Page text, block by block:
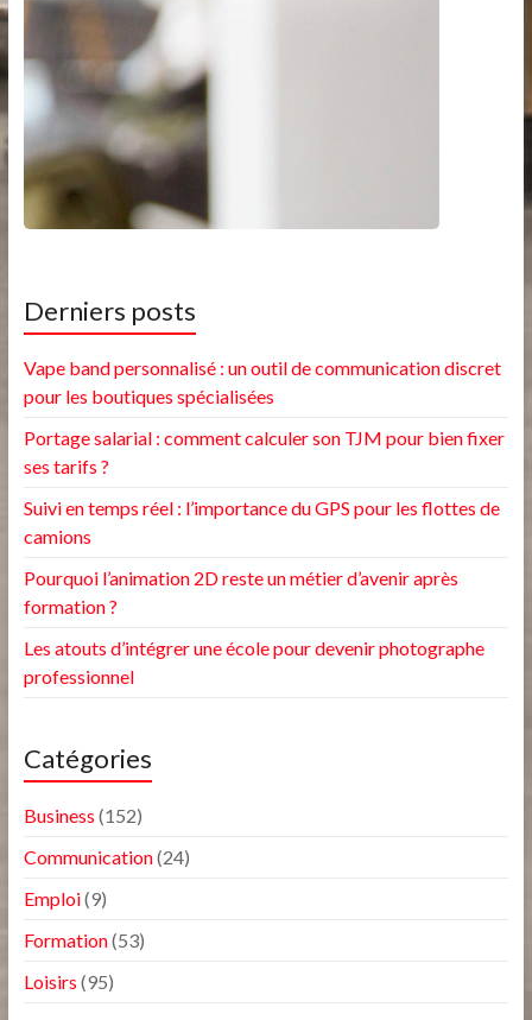
Derniers posts
Vape band personnalisé : un outil de communication discret
pour les boutiques spécialisées
Portage salarial : comment calculer son TJM pour bien fixer
ses tarifs ?
Suivi en temps réel : l’importance du GPS pour les flottes de
camions
Pourquoi l’animation 2D reste un métier d’avenir après
formation ?
Les atouts d’intégrer une école pour devenir photographe
professionnel
Catégories
Business (152)
Communication(24)
Emploi(9)
Formation(53)
Loisirs (95)